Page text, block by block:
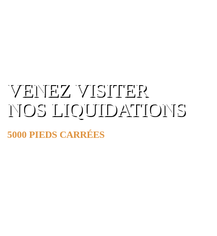
VENEZ VISITER
NOS LIQUIDATIONS
5000 PIEDS CARRÉES